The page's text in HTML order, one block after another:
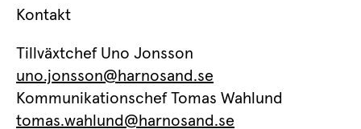
Kontakt
uno.jonsson@harnosand.se
tomas.wahlund@harnosand.se